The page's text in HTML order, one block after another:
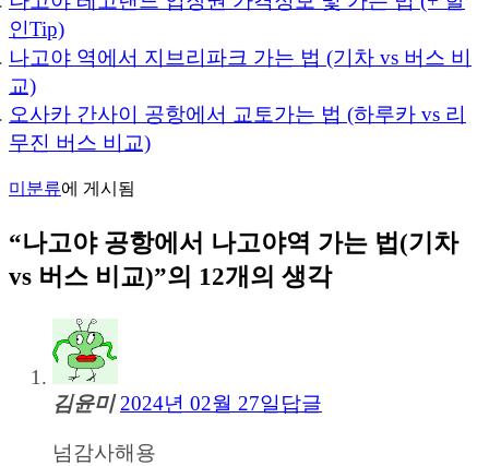
인Tip)
나고야 역에서 지브리파크 가는 법 (기차 vs 버스 비
교)
오사카 간사이 공항에서 교토가는 법 (하루카 vs 리
무진 버스 비교)
미분류에 게시됨
“나고야 공항에서 나고야역 가는 법(기차
vs 버스 비교)”의 12개의 생각
김윤미 2024년 02월 27일 답글
넘감사해용